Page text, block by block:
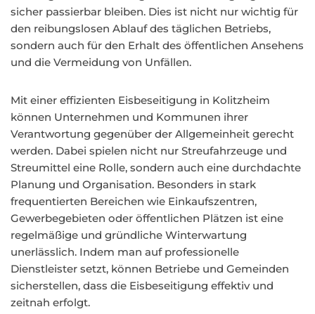
sicher passierbar bleiben. Dies ist nicht nur wichtig für
den reibungslosen Ablauf des täglichen Betriebs,
sondern auch für den Erhalt des öffentlichen Ansehens
und die Vermeidung von Unfällen.
Mit einer effizienten Eisbeseitigung in Kolitzheim
können Unternehmen und Kommunen ihrer
Verantwortung gegenüber der Allgemeinheit gerecht
werden. Dabei spielen nicht nur Streufahrzeuge und
Streumittel eine Rolle, sondern auch eine durchdachte
Planung und Organisation. Besonders in stark
frequentierten Bereichen wie Einkaufszentren,
Gewerbegebieten oder öffentlichen Plätzen ist eine
regelmäßige und gründliche Winterwartung
unerlässlich. Indem man auf professionelle
Dienstleister setzt, können Betriebe und Gemeinden
sicherstellen, dass die Eisbeseitigung effektiv und
zeitnah erfolgt.